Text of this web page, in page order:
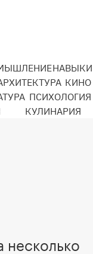
НАВЫКИ
КИНО
ПСИХОЛОГИЯ
КУЛИНАРИЯ
несколько